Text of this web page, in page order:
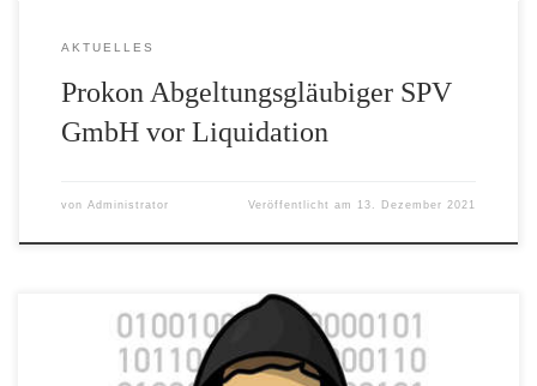
AKTUELLES
Prokon Abgeltungsgläubiger SPV
GmbH vor Liquidation
von Administrator Veröffentlicht am 13. Dezember 2021
Bereits Anfang der 2000er Jahre entwickelte sich an den